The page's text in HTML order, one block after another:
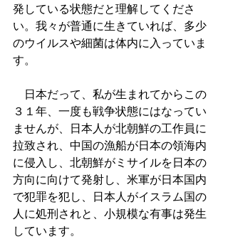
発している状態だと理解してくださ
い。我々が普通に生きていれば、多少
のウイルスや細菌は体内に入っていま
す。
日本だって、私が生まれてからこの
３１年、一度も戦争状態にはなってい
ませんが、日本人が北朝鮮の工作員に
拉致され、中国の漁船が日本の領海内
に侵入し、北朝鮮がミサイルを日本の
方向に向けて発射し、米軍が日本国内
で犯罪を犯し、日本人がイスラム国の
人に処刑されと、小規模な有事は発生
しています。